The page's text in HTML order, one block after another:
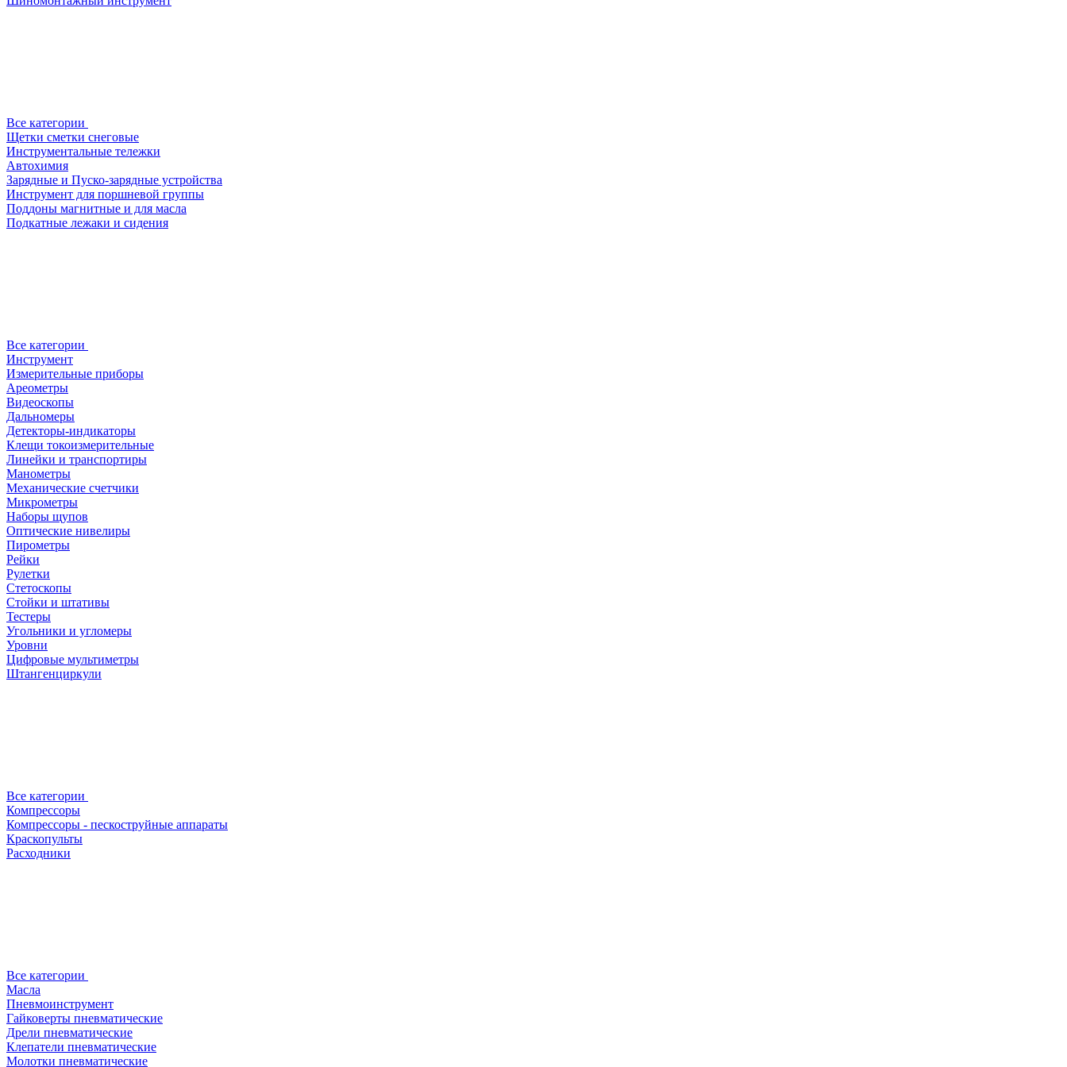
Все категории
Щетки сметки снеговые
Инструментальные тележки
Автохимия
Зарядные и Пуско-зарядные устройства
Инструмент для поршневой группы
Поддоны магнитные и для масла
Подкатные лежаки и сидения
Все категории
Инструмент
Измерительные приборы
Ареометры
Видеоскопы
Дальномеры
Детекторы-индикаторы
Клещи токоизмерительные
Линейки и транспортиры
Манометры
Механические счетчики
Микрометры
Наборы щупов
Оптические нивелиры
Пирометры
Рейки
Рулетки
Стетоскопы
Стойки и штативы
Тестеры
Угольники и угломеры
Уровни
Цифровые мультиметры
Штангенциркули
Все категории
Компрессоры
Компрессоры - пескоструйные аппараты
Краскопульты
Расходники
Все категории
Масла
Пневмоинструмент
Гайковерты пневматические
Дрели пневматические
Клепатели пневматические
Молотки пневматические